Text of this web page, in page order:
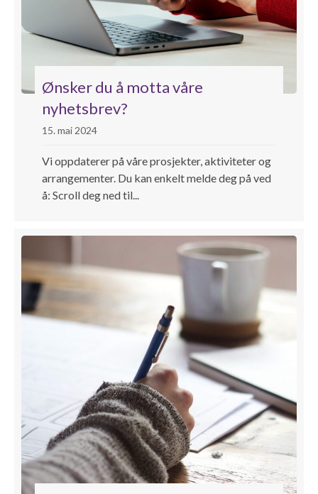
Ønsker du å motta våre
nyhetsbrev?
15. mai 2024
Vi oppdaterer på våre prosjekter, aktiviteter og
arrangementer. Du kan enkelt melde deg på ved
å: Scroll deg ned til...